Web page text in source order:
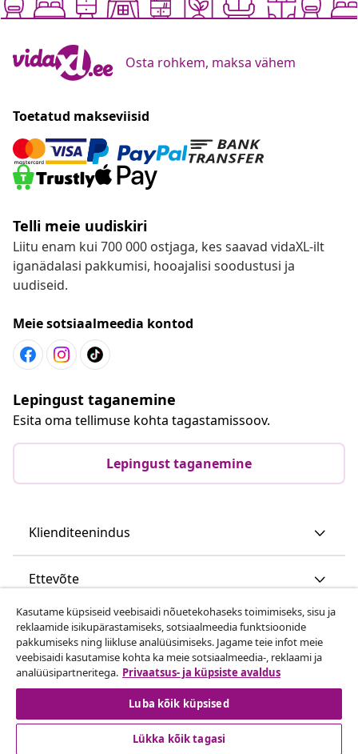
Osta rohkem, maksa vähem
Toetatud makseviisid
Telli meie uudiskiri
Liitu enam kui 700 000 ostjaga, kes saavad vidaXL-ilt
iganädalasi pakkumisi, hooajalisi soodustusi ja
uudiseid.
Meie sotsiaalmeedia kontod
Lepingust taganemine
Esita oma tellimuse kohta tagastamissoov.
Lepingust taganemine
Klienditeenindus
Ettevõte
vidaXL
Vaata rohkem
Kasutame küpsiseid veebisaidi nõuetekohaseks toimimiseks, sisu ja
reklaamide isikupärastamiseks, sotsiaalmeedia funktsioonide
pakkumiseks ning liikluse analüüsimiseks. Jagame teie infot meie
veebisaidi kasutamise kohta ka meie sotsiaalmeedia-, reklaami ja
analüüsipartneritega. Privaatsus- ja küpsiste avaldus
Luba kõik küpsised
Lükka kõik tagasi